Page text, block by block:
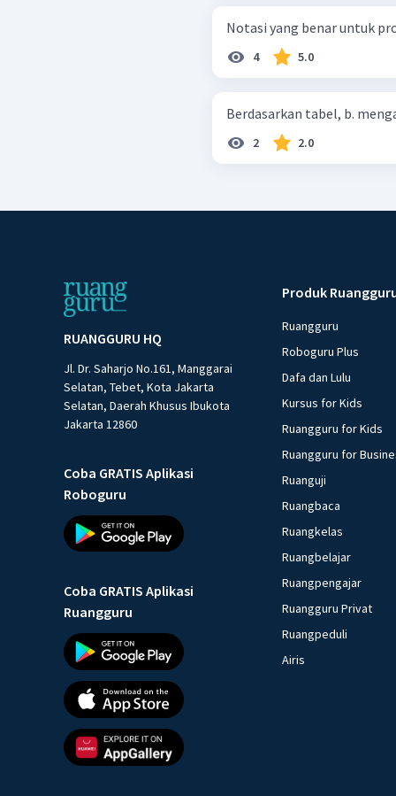
Notasi yang benar untuk
4 5.0
2 2.0
RUANGGURU HQ
Jl. Dr. Saharjo No.161, Manggarai
Selatan, Tebet, Kota Jakarta
Selatan, Daerah Khusus Ibukota
Jakarta 12860
Coba GRATIS Aplikasi
Roboguru
Coba GRATIS Aplikasi
Ruangguru
Produk
Ruangguru
Roboguru Plus
Dafa dan Lulu
Kursus for Kids
Ruangguru for Kids
Ruangguru for
Ruanguji
Ruangbaca
Ruangkelas
Ruangbelajar
Ruangpengajar
Ruangguru Privat
Ruangpeduli
Airis